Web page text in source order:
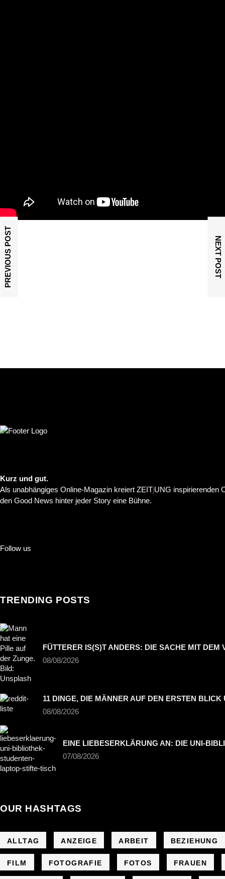
PREVIOUS POST NEXT POST
Kurz und gut.
Als unabhängiges Online-Magazin kreiert ZEITjUNG inspirierenden
den Good News hinter jeder Story eine Bühne.
Follow us
TRENDING POSTS
FÜTTERER IS(S)T ANDERS: DIE SACHE MIT DEM
08/08/2026
11 DINGE, DIE MÄNNER AUF DEN ERSTEN
08/08/2026
EINE LIEBESERKLÄRUNG AN: DIE UNI-
07/08/2026
OUR HASHTAGS
ALLTAG ANZEIGE ARBEIT BEZIEHUNG
FILM FOTOGRAFIE FOTOS FRAUEN